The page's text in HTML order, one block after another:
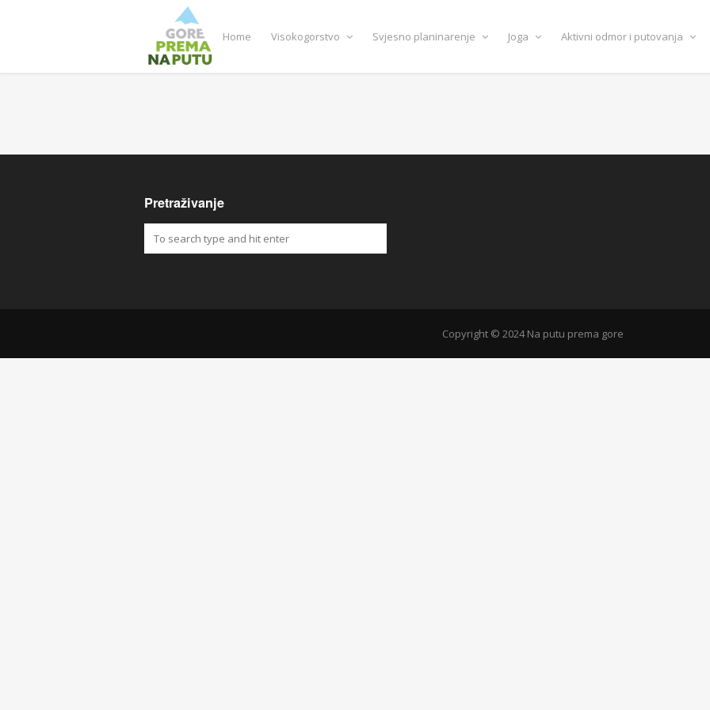
Home Visokogorstvo Svjesno planinarenje Joga Aktivni odmor i putovanja
Pretraživanje
Copyright © 2024 Na putu prema gore